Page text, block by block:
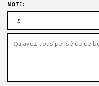
NOTE :
5